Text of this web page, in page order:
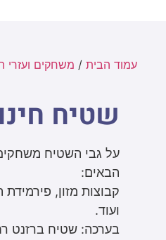
עמוד הבית/ משחקים ועזרי
שטיח
על גבי השטיח
הבאים:
קבוצות מזון, פירמידת
ועוד.